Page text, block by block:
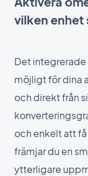
vilken enhet
Det
möjligt för dina
och direkt från
och enkelt att
främjar du en
ytterligare